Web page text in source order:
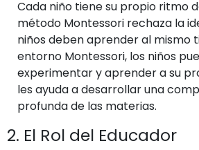
Cada niño tiene su propio ritmo
método Montessori rechaza la
niños deben aprender al mismo
entorno Montessori, los niños
experimentar y aprender a su
les ayuda a desarrollar una
profunda de las materias.
2. El Rol del Educador